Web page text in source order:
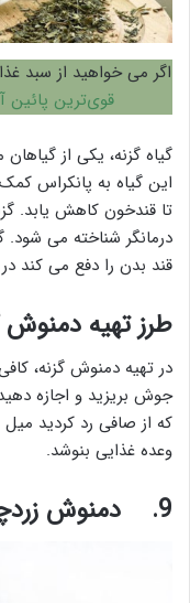
اگر می خواهید از سبد
قوی‌ترین پائین
گیاه گزنه، یکی از
این گیاه به پانکراس
تا قندخون کاهش یابد.
درمانگر شناخته می شود.
قند بدن را دفع می کند
طرز تهیه دمنوش
که از صافی رد کردید
وعده غذایی بنوشد.
9. دمنوش